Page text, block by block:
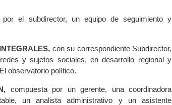
por el subdirector, un equipo de seguimiento y
con su correspondiente Subdirector,
y sujetos sociales, en desarrollo regional y
observatorio político.
compuesta por un gerente, una coordinadora
un analista administrativo y un asistente